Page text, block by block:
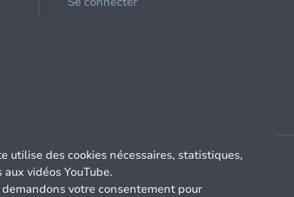
utilise des cookies nécessaires, statistiques,
aux vidéos YouTube.
demandons votre consentement pour